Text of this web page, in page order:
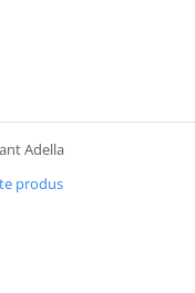
Adella
produs